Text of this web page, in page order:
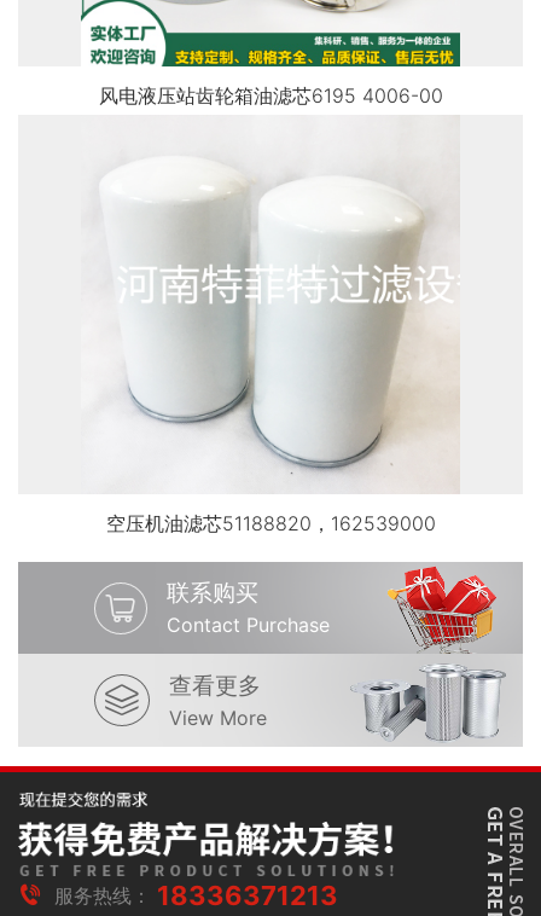
风电液压站齿轮箱油滤芯6195 4006-00
空压机油滤芯51188820，162539000
联系购买
Contact Purchase
查看更多
View More
服务热线： 18336371213